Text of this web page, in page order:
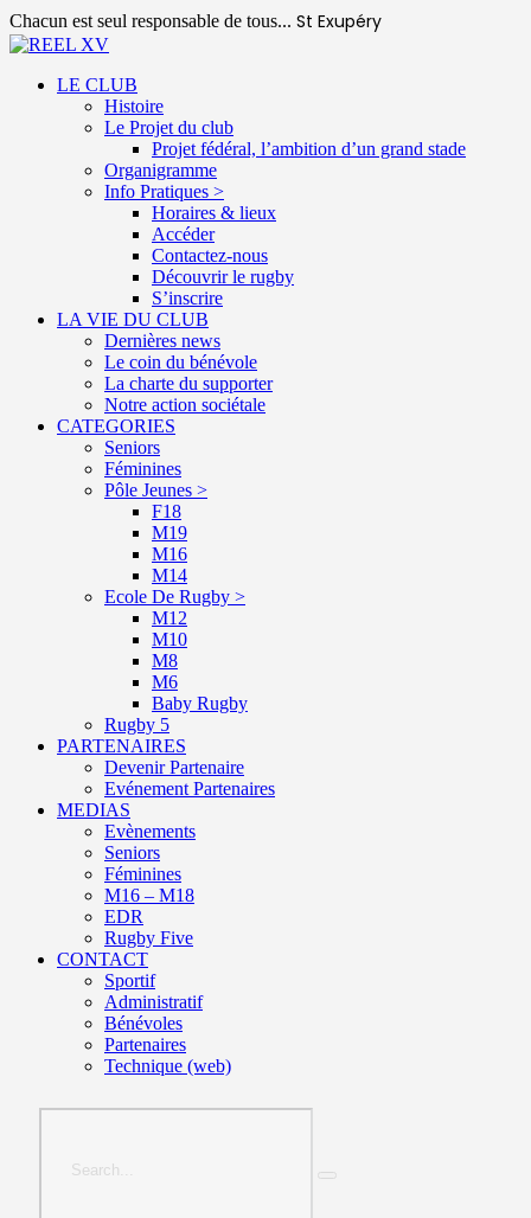
Chacun est seul responsable de tous... St Exupéry
LE CLUB
Histoire
Le Projet du club
Projet fédéral, l’ambition d’un grand stade
Organigramme
Info Pratiques >
Horaires & lieux
Accéder
Contactez-nous
Découvrir le rugby
S’inscrire
LA VIE DU CLUB
Dernières news
Le coin du bénévole
La charte du supporter
Notre action sociétale
CATEGORIES
Seniors
Féminines
Pôle Jeunes >
F18
M19
M16
M14
Ecole De Rugby >
M12
M10
M8
M6
Baby Rugby
Rugby 5
PARTENAIRES
Devenir Partenaire
Evénement Partenaires
MEDIAS
Evènements
Seniors
Féminines
M16 – M18
EDR
Rugby Five
CONTACT
Sportif
Administratif
Bénévoles
Partenaires
Technique (web)